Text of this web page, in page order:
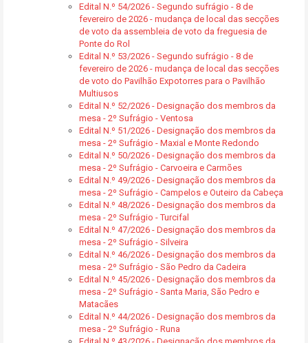
Edital N.º 54/2026 - Segundo sufrágio - 8 de
fevereiro de 2026 - mudança de local das secções
de voto da assembleia de voto da freguesia de
Ponte do Rol
Edital N.º 53/2026 - Segundo sufrágio - 8 de
fevereiro de 2026 - mudança de local das secções
de voto do Pavilhão Expotorres para o Pavilhão
Multiusos
Edital N.º 52/2026 - Designação dos membros da
mesa - 2º Sufrágio - Ventosa
Edital N.º 51/2026 - Designação dos membros da
mesa - 2º Sufrágio - Maxial e Monte Redondo
Edital N.º 50/2026 - Designação dos membros da
mesa - 2º Sufrágio - Carvoeira e Carmões
Edital N.º 49/2026 - Designação dos membros da
mesa - 2º Sufrágio - Campelos e Outeiro da Cabeça
Edital N.º 48/2026 - Designação dos membros da
mesa - 2º Sufrágio - Turcifal
Edital N.º 47/2026 - Designação dos membros da
mesa - 2º Sufrágio - Silveira
Edital N.º 46/2026 - Designação dos membros da
mesa - 2º Sufrágio - São Pedro da Cadeira
Edital N.º 45/2026 - Designação dos membros da
mesa - 2º Sufrágio - Santa Maria, São Pedro e
Matacães
Edital N.º 44/2026 - Designação dos membros da
mesa - 2º Sufrágio - Runa